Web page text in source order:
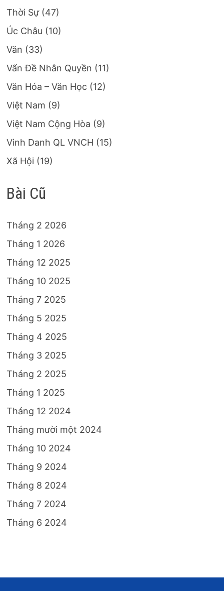
Thời Sự(47)
Úc Châu (10)
Văn (33)
Vấn Đề Nhân Quyền (11)
Văn Hóa – Văn Học (12)
Việt Nam (9)
Việt Nam Cộng Hòa (9)
Vinh Danh QL VNCH (15)
Xã Hội (19)
Bài Cũ
Tháng 2 2026
Tháng 1 2026
Tháng 12 2025
Tháng 10 2025
Tháng 7 2025
Tháng 5 2025
Tháng 4 2025
Tháng 3 2025
Tháng 2 2025
Tháng 1 2025
Tháng 12 2024
Tháng mười một 2024
Tháng 10 2024
Tháng 9 2024
Tháng 8 2024
Tháng 7 2024
Tháng 6 2024